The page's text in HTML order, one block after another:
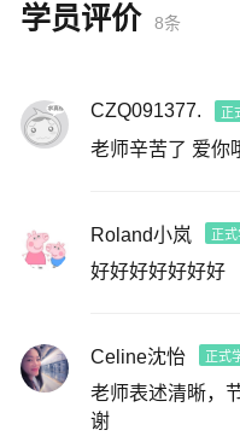
学员评价 8条
CZQ091377. 正
老师辛苦了 爱你
Roland小岚 正式
好好好好好好好
Celine沈怡 正式
老师表述清晰，
谢